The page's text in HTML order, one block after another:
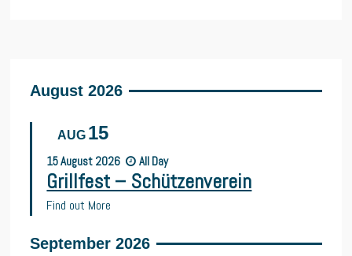
August 2026
AUG 15
15August 2026 All Day
Grillfest – Schützenverein
Find out More
September 2026